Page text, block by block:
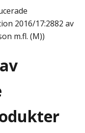
2016/17:2882 av
m.fl. (M))